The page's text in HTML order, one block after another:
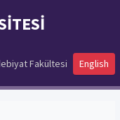
Fakültesi English